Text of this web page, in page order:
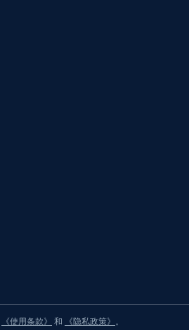
《使用条款》 和 《隐私政策》 。